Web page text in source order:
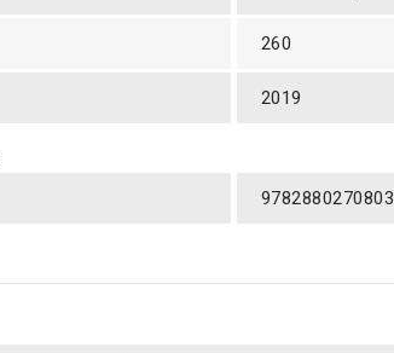
260
2019
9782880270803